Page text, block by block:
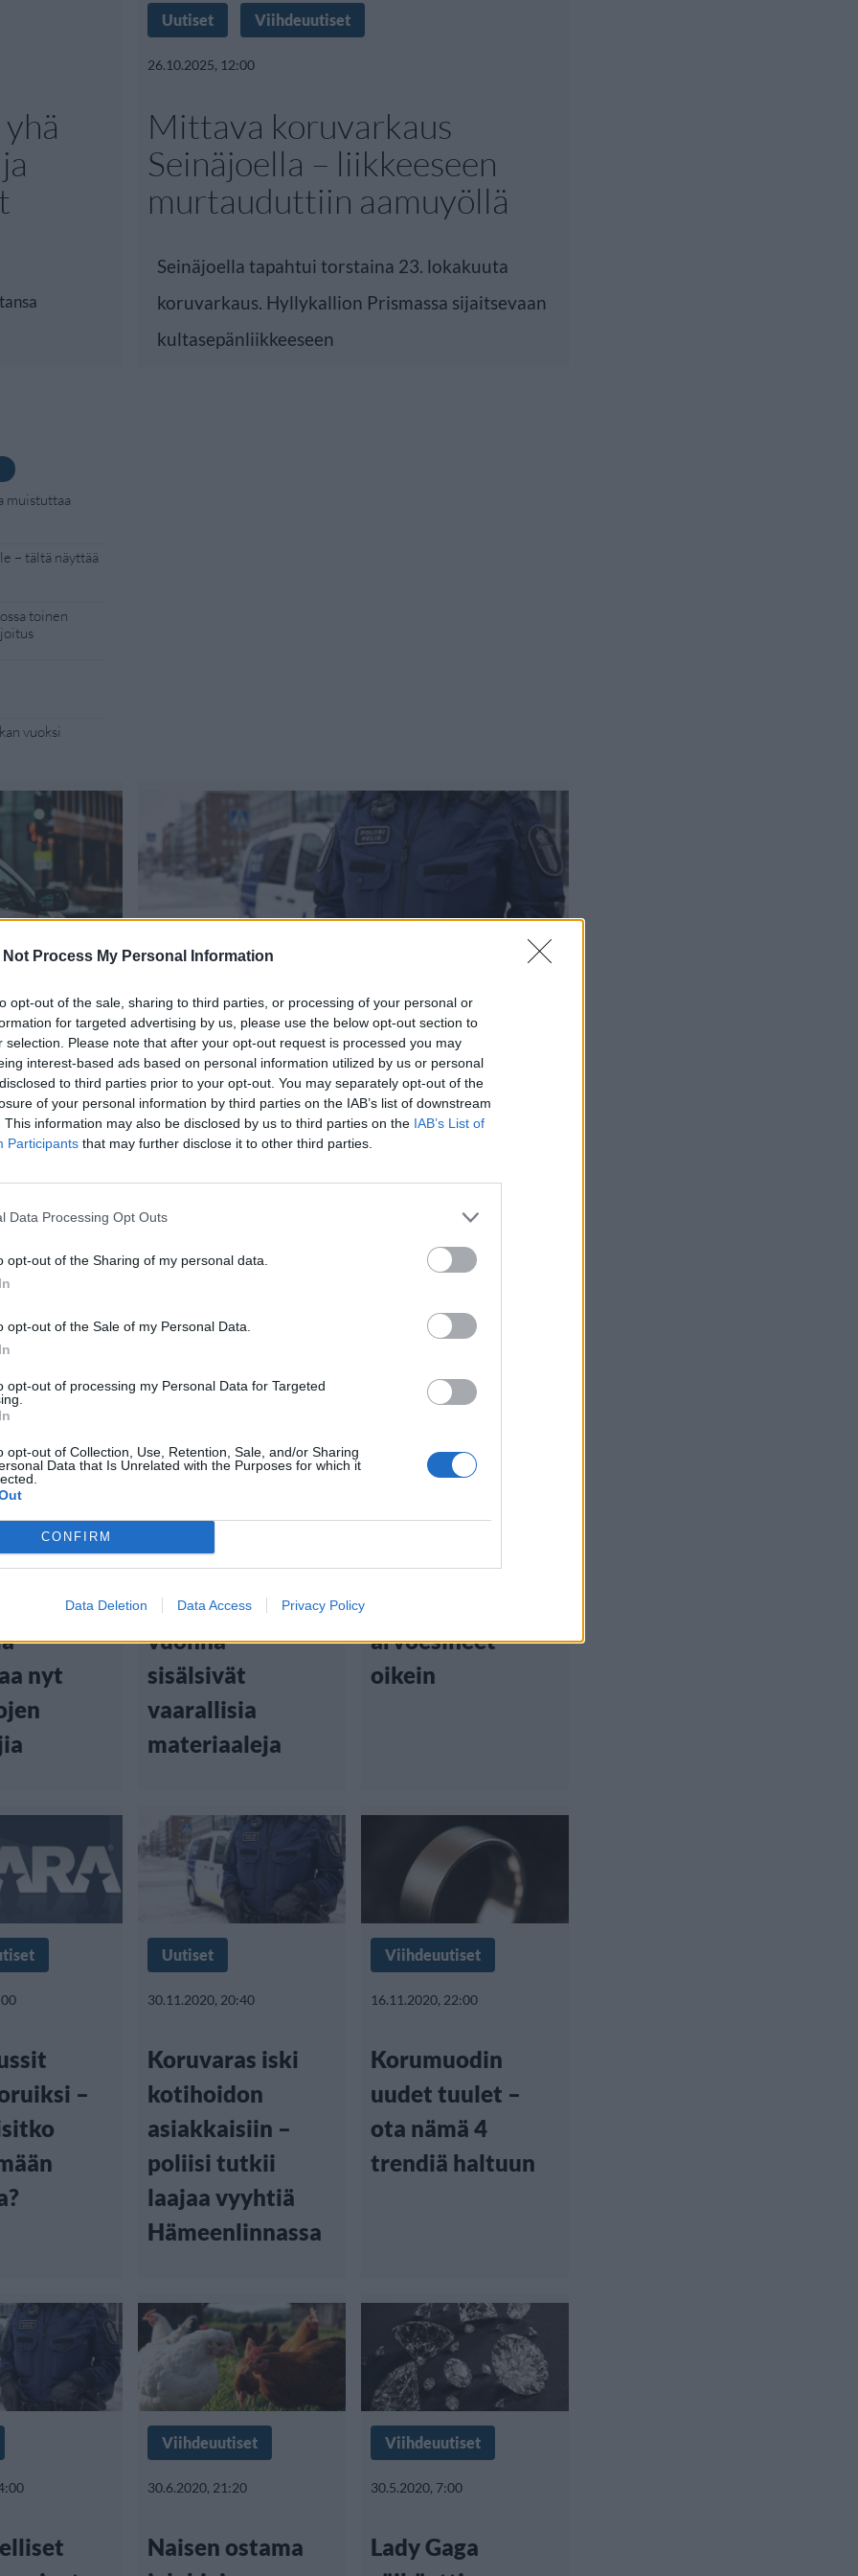
Not Process My Personal Information
opt-out of the sale, sharing to third parties, or processing of your personal or
for targeted advertising by us, please use the below opt-out section to
selection. Please note that after your opt-out request is processed you may
interest-based ads based on personal information utilized by us or personal
to third parties prior to your opt-out. You may separately opt-out of the
of your personal information by third parties on the IAB’s list of downstream
This information may also be disclosed by us to third parties on the IAB’s List of
Participants that may further disclose it to other third parties.
Data Processing Opt Outs
opt-out of the Sharing of my personal data.
opt-out of the Sale of my Personal Data.
opt-out of processing my Personal Data for Targeted
opt-out of Collection, Use, Retention, Sale, and/or Sharing
Data that Is Unrelated with the Purposes for which it
CONFIRM
Data Deletion Data Access Privacy Policy
Uutiset Viihdeuutiset
26.10.2025, 12:00
Mittava koruvarkaus
Seinäjoella – liikkeeseen
murtauduttiin aamuyöllä
Seinäjoella tapahtui torstaina 23. lokakuuta
koruvarkaus. Hyllykallion Prismassa sijaitsevaan
kultasepänliikkeeseen
muistuttaa
– tältä näyttää
toinen
vuoksi
–
Uutiset
17.6.2024, 12:30
Sadetakkiin pukeutunut murtautui
korumyymälään Kuopiossa – poliisi
kaipaa havaintoja
järvistä
–
nyt
muotikoruja
tulliin jäi viime
vuonna –
sisälsivät
vaarallisia
materiaaleja
4.7.2023, 18:00
vinkkaa: Näin
arvoesineet
oikein
–
Uutiset
30.11.2020, 20:40
Koruvaras iski
kotihoidon
asiakkaisiin –
poliisi tutkii
laajaa vyyhtiä
Hämeenlinnassa
Viihdeuutiset
16.11.2020, 22:00
Korumuodin
uudet tuulet –
ota nämä 4
trendiä haltuun
Viihdeuutiset
30.6.2020, 21:20
Naisen ostama
Viihdeuutiset
30.5.2020, 7:00
Lady Gaga